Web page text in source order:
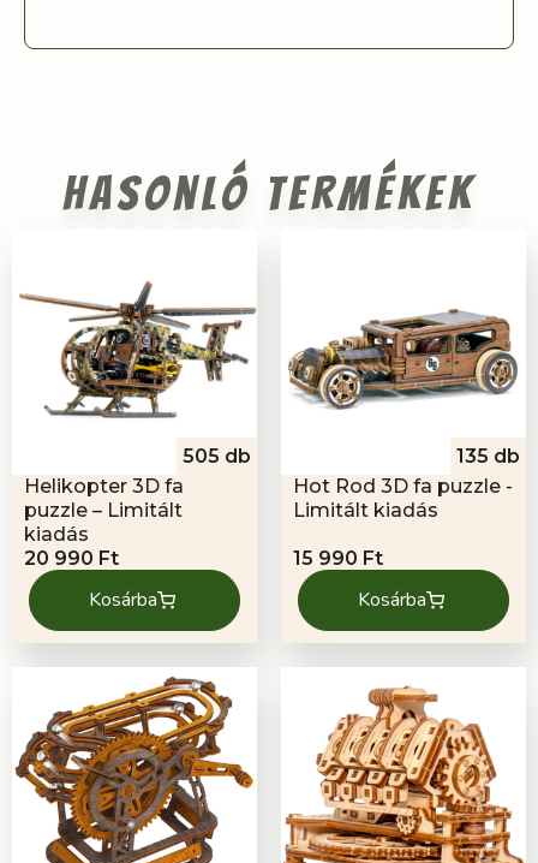
Hasonló termékek
505 db
Helikopter 3D fa
puzzle – Limitált
kiadás
20 990 Ft
Kosárba
135 db
Hot Rod 3D fa puzzle -
Limitált kiadás
15 990 Ft
Kosárba